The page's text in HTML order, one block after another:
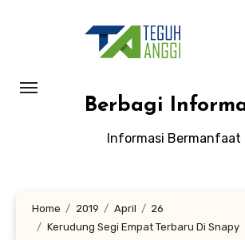
Berbagi
Informasi Bermanfaat
Home 2019 April
26
Kerudung Segi Empat Terbaru Di Snapy